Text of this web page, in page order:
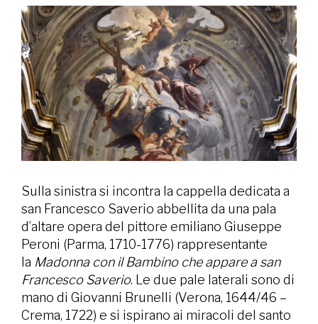
Sulla sinistra si incontra la cappella dedicata a
san Francesco Saverio abbellita da una pala
d’altare opera del pittore emiliano Giuseppe
Peroni (Parma, 1710-1776) rappresentante
la Madonna con il Bambino che appare a san
Francesco Saverio. Le due pale laterali sono di
mano di Giovanni Brunelli (Verona, 1644/46 –
Crema, 1722) e si ispirano ai miracoli del santo